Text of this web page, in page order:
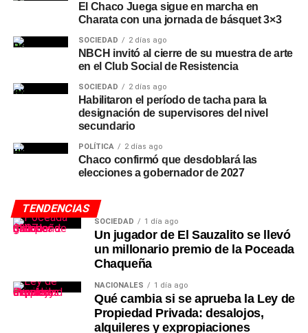
El Chaco Juega sigue en marcha en
Charata con una jornada de básquet 3×3
SOCIEDAD 2 días ago
NBCH invitó al cierre de su muestra de arte
en el Club Social de Resistencia
SOCIEDAD 2 días ago
Habilitaron el período de tacha para la
designación de supervisores del nivel
secundario
POLÍTICA 2 días ago
Chaco confirmó que desdoblará las
elecciones a gobernador de 2027
TENDENCIAS
SOCIEDAD 1 día ago
Un jugador de El Sauzalito se llevó
un millonario premio de la Poceada
Chaqueña
NACIONALES 1 día ago
Qué cambia si se aprueba la Ley de
Propiedad Privada: desalojos,
alquileres y expropiaciones